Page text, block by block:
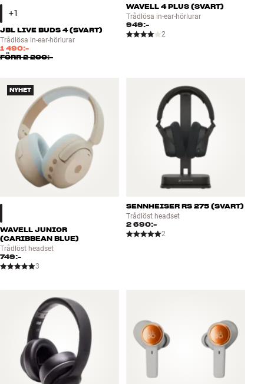
JBL LIVE BUDS 4 (SVART)
Trådlösa in-ear-hörlurar
1 490:-
FÖRR2 200:-
WAVELL 4 PLUS (SVART)
Trådlösa in-ear-hörlurar
949:-
2
NYHET
WAVELL JUNIOR
(CARIBBEAN BLUE)
Trådlöst headset
749:-
3
SENNHEISER RS 275 (SVART)
Trådlöst headset
2 690:-
2